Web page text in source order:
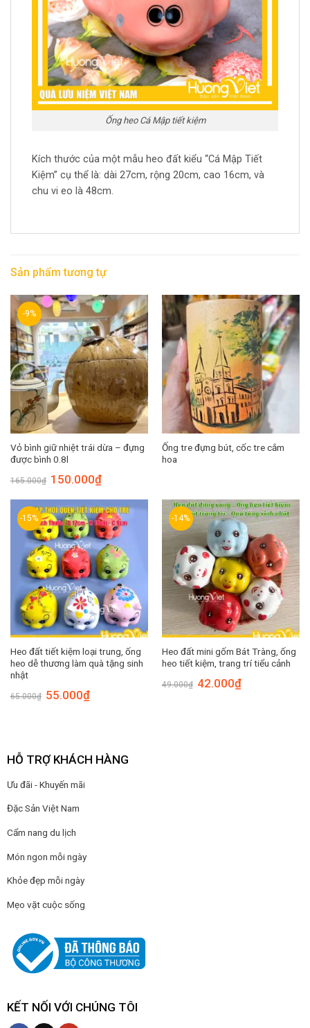
Ống heo Cá Mập tiết kiệm
Kích thước của một mẫu heo đất kiểu “Cá Mập Tiết
Kiệm” cụ thể là: dài 27cm, rộng 20cm, cao 16cm, và
chu vi eo là 48cm.
Sản phẩm tương tự
-9%
Vỏ bình giữ nhiệt trái dừa – đựng
được bình 0.8l
165.000₫ Giá
gốc
165.000₫.
150.000₫Giá
là:
150.000₫.
Ống tre đựng bút, cốc tre cắm
hoa
-15%
Heo đất tiết kiệm loại trung, ống
heo dễ thương làm quà tặng sinh
nhật
65.000₫ Giá
gốc
55.000₫Giá
-14%
Heo đất mini gốm Bát Tràng, ống
heo tiết kiệm, trang trí tiểu cảnh
49.000₫ Giá
gốc
42.000₫Giá
HỖ TRỢ KHÁCH HÀNG
Ưu đãi - Khuyến mãi
Đặc Sản Việt Nam
Cẩm nang du lịch
Món ngon mỗi ngày
Khỏe đẹp mỗi ngày
Mẹo vặt cuộc sống
KẾT NỐI VỚI CHÚNG TÔI